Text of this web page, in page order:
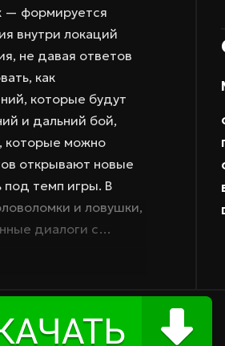
— формируется
внутри локаций
не давая ответов
как
которые будут
и дальний бой,
которые можно
открывают новые
под темп игры. В
и ловушки,
диалоги с
существа — как
агрессивной дуэли в
бесшовной
где